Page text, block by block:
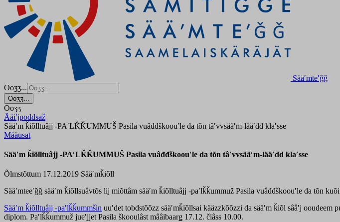
Sääʹmteʹǧǧ
Ooʒʒ...
Ooʒʒ...
Ooʒʒ
Ääiʹjpoddsaž
Sääʹm ǩiõlltuâjj -PAʹLǨǨUMMUŠ Pasila vuâđđškoouʹle da tõn tâʹvvsääʹm-lääʹdd klaʹsse
Mååusat
Sääʹm ǩiõlltuâjj -PAʹLǨǨUMMUŠ Pasila vuâđđškoouʹle da tõn tâʹvvsääʹm-lääʹdd klaʹsse
Õlmstõttum 17.12.2019 Sääʹmǩiõll
Sääʹmteeʹǧǧ sääʹm ǩiõllsuåvtõs lij miõttâm sääʹm ǩiõlltuâjj -paʹlǩǩummuž Pasila vuâđđškoouʹle da tõn
Sääʹm ǩiõlltuâjj -paʹlǩǩummšin uuʹdet tobdstõõzz sääʹmǩiõllsai kääzzkõõzzi da sääʹm ǩiõl sââʹj
diplom. Paʹlǩǩummuž jueʹjjet Pasila škooulâst mââibaarǥ 17.12. čiâss 10.00.